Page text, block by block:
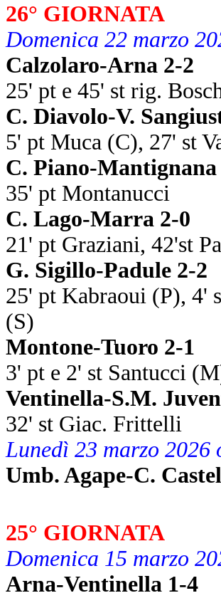
26° GIORNATA
Domenica 22 marzo
Calzolaro-Arna 2-2
25' pt e 45' st rig.
C. Diavolo-V.
5' pt Muca (C), 27' st
C. Piano-Mantignana
35' pt Montanucci
C. Lago-Marra 2-0
21' pt Graziani, 42'st
G. Sigillo-Padule 2-2
25' pt Kabraoui (P), 4'
(S)
Montone-Tuoro 2-1
3' pt e 2' st Santucci
Ventinella-S.M.
32' st Giac. Frittelli
Lunedì 23 marzo 2026
Umb. Agape-C.
25° GIORNATA
Domenica 15 marzo
Arna-Ventinella 1-4